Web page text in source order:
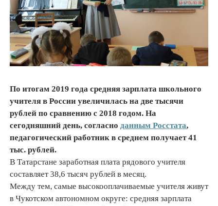
По итогам 2019 года средняя зарплата школьного
учителя в России увеличилась на две тысячи
рублей по сравнению с 2018 годом. На
сегодняшний день, согласно данным Росстата,
педагогический работник в среднем получает 41
тыс. рублей.
В Татарстане заработная плата рядового учителя
составляет 38,6 тысяч рублей в месяц.
Между тем, самые высокооплачиваемые учителя живут
в Чукотском автономном округе: средняя зарплата